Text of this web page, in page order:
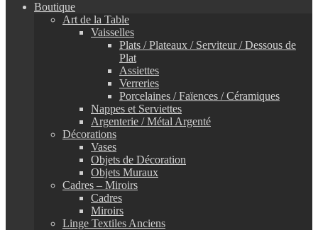
Boutique
Art de la Table
Vaisselles
Plats / Plateaux / Serviteur / Dessous de
Plat
Assiettes
Verreries
Porcelaines / Faïences / Céramiques
Nappes et Serviettes
Argenterie / Métal Argenté
Décorations
Vases
Objets de Décoration
Objets Muraux
Cadres – Miroirs
Cadres
Miroirs
Linge Textiles Anciens